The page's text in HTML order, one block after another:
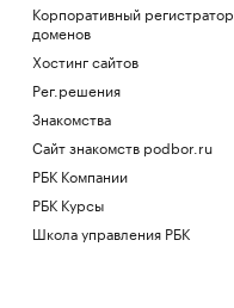
Корпоративный регистратор
доменов
Хостинг сайтов
Рег.решения
Знакомства
Сайт знакомств podbor.ru
РБК Компании
РБК Курсы
Школа управления РБК